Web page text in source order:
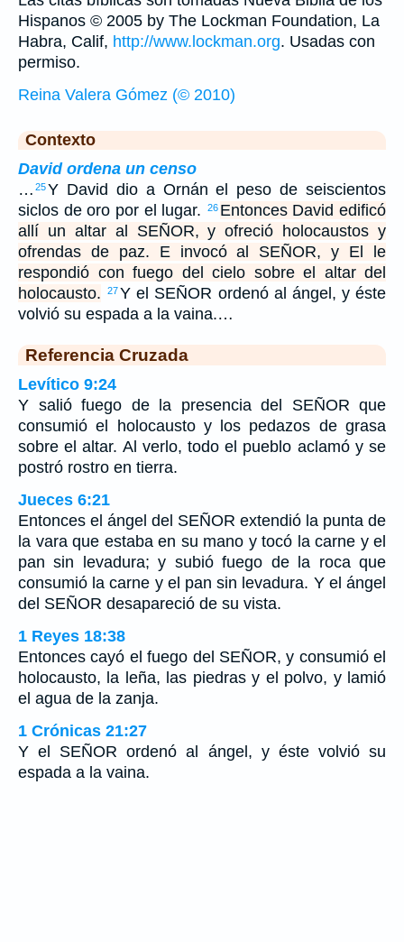
Hispanos © 2005 by The Lockman Foundation, La
Habra, Calif, http://www.lockman.org. Usadas con
permiso.
Reina Valera Gómez (© 2010)
Contexto
David ordena un censo
… 25Y David dio a Ornán el peso de seiscientos
siclos de oro por el lugar.
26 Entonces David edificó
allí un altar al SEÑOR, y ofreció holocaustos y
ofrendas de paz. E invocó al SEÑOR, y El le
respondió con fuego del cielo sobre el altar del
holocausto.
27Y el SEÑOR ordenó al ángel, y éste
volvió su espada a la vaina.…
Referencia Cruzada
Levítico 9:24
Y salió fuego de la presencia del SEÑOR que
consumió el holocausto y los pedazos de grasa
sobre el altar. Al verlo, todo el pueblo aclamó y se
postró rostro en tierra.
Jueces 6:21
Entonces el ángel del SEÑOR extendió la punta de
la vara que estaba en su mano y tocó la carne y el
pan sin levadura; y subió fuego de la roca que
consumió la carne y el pan sin levadura. Y el ángel
del SEÑOR desapareció de su vista.
1 Reyes 18:38
Entonces cayó el fuego del SEÑOR, y consumió el
holocausto, la leña, las piedras y el polvo, y lamió
el agua de la zanja.
1 Crónicas 21:27
Y el SEÑOR ordenó al ángel, y éste volvió su
espada a la vaina.